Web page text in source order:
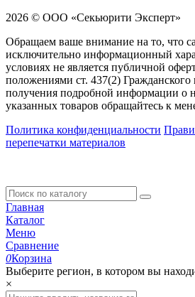
2026 © ООО «Секьюрити Эксперт»
Обращаем ваше внимание на то, что
исключительно информационный
условиях не является публичной
положениями ст. 437(2)
получения подробной информации о
указанных товаров обращайтесь к
Политика конфиденциальности
перепечатки материалов
Главная
Каталог
Меню
Сравнение
0Корзина
Выберите регион, в котором вы
×